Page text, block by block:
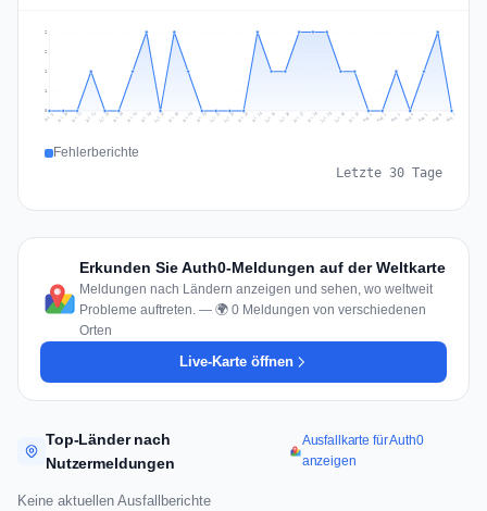
1
1
2
2
Jul 9 Jul 10 Jul 11 Jul 12 Jul 13 Jul 14 Jul 15 Jul 16 Jul 17 Jul 18 Jul 19 Jul 20 Jul 21 Jul 22 Jul 23 Jul 24 Jul 25 Jul 26 Jul 27 Jul 28 Jul 29 Jul 30 Jul 31 Aug 1 Aug 2 Aug 3 Aug 4 Aug 5 Aug 6 Aug 7
Fehlerberichte
Letzte 30 Tage
Erkunden Sie Auth0-Meldungen auf der Weltkarte
Meldungen nach Ländern anzeigen und sehen, wo weltweit
Probleme auftreten. — 🌍 0 Meldungen von verschiedenen
Orten
Live-Karte öffnen
Top-Länder nach
Nutzermeldungen
Ausfallkarte für Auth0
anzeigen
Keine aktuellen Ausfallberichte